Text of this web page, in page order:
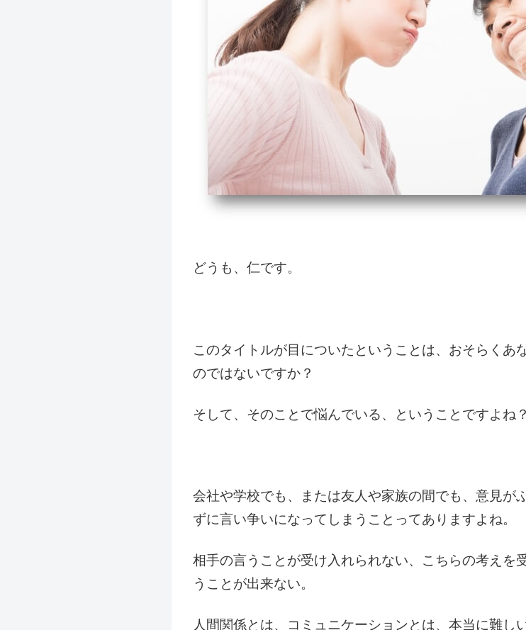
どうも、仁です。
このタイトルが目についたということは、おそらくあ
のではないですか？
そして、そのことで悩んでいる、ということですよね？
会社や学校でも、または友人や家族の間でも、意見が
ずに言い争いになってしまうことってありますよね。
相手の言うことが受け入れられない、こちらの考えを
うことが出来ない。
人間関係とは、コミュニケーションとは、本当に難し